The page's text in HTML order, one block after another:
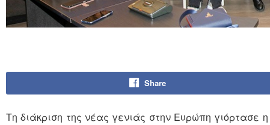
Share
Τη διάκριση της νέας γενιάς στην Ευρώπη